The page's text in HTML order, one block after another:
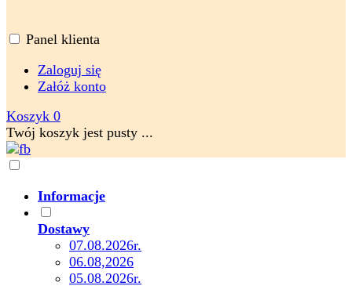
Panel klienta
Zaloguj się
Załóż konto
Koszyk 0
Twój koszyk jest pusty ...
Informacje
Dostawy
07.08.2026r.
06.08,2026
05.08.2026r.